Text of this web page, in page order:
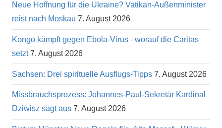
Neue Hoffnung für die Ukraine? Vatikan-Außenminister
reist nach Moskau 7. August 2026
Kongo kämpft gegen Ebola-Virus - worauf die Caritas
setzt 7. August 2026
Sachsen: Drei spirituelle Ausflugs-Tipps 7. August 2026
Missbrauchsprozess: Johannes-Paul-Sekretär Kardinal
Dziwisz sagt aus 7. August 2026